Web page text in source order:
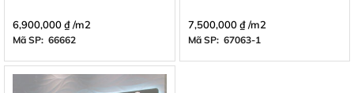
6,900,000₫/m2
Mã SP: 66662
7,500,000₫/m2
Mã SP: 67063-1